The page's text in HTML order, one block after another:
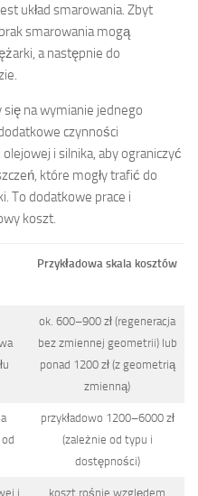
układ smarowania. Zbyt
smarowania mogą
a następnie do
się na wymianie jednego
czynności
i silnika, aby ograniczyć
które mogły trafić do
To dodatkowe prace i
koszt.
Przykładowa skala kosztów
ok. 600–900 zł (regeneracja
bez zmiennej geometrii) lub
ponad 1200 zł (z geometrią
zmienną)
przykładowo 1200–6000 zł
(zależnie od typu i
dostępności)
i koszt rośnie względem